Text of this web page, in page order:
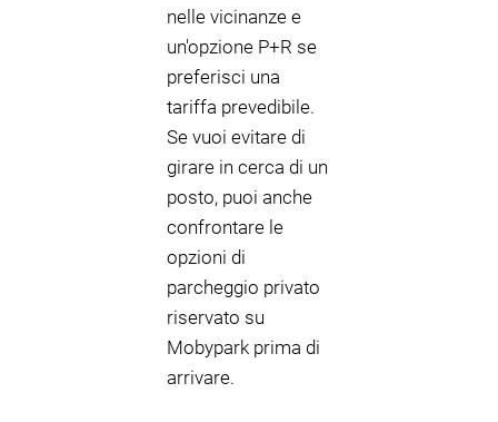
nelle vicinanze e
un'opzione P+R se
preferisci una
tariffa prevedibile.
Se vuoi evitare di
girare in cerca di un
posto, puoi anche
confrontare le
opzioni di
parcheggio privato
riservato su
Mobypark prima di
arrivare.